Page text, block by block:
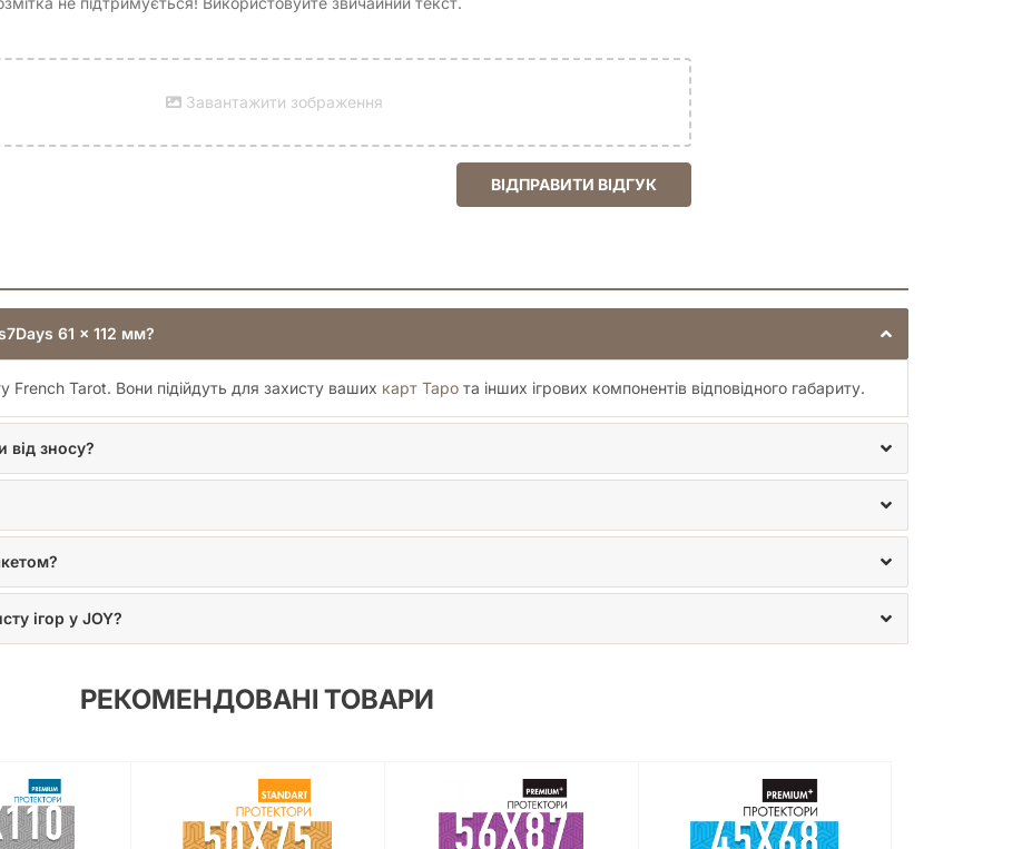
Завантажити зображення
ВІДПРАВИТИ ВІДГУК
61 x 112 мм?
Tarot. Вони підійдуть для захисту ваших карт Таро та інших ігрових компонентів відповідного габариту.
від зносу?
ігор у JOY?
РЕКОМЕНДОВАНІ ТОВАРИ